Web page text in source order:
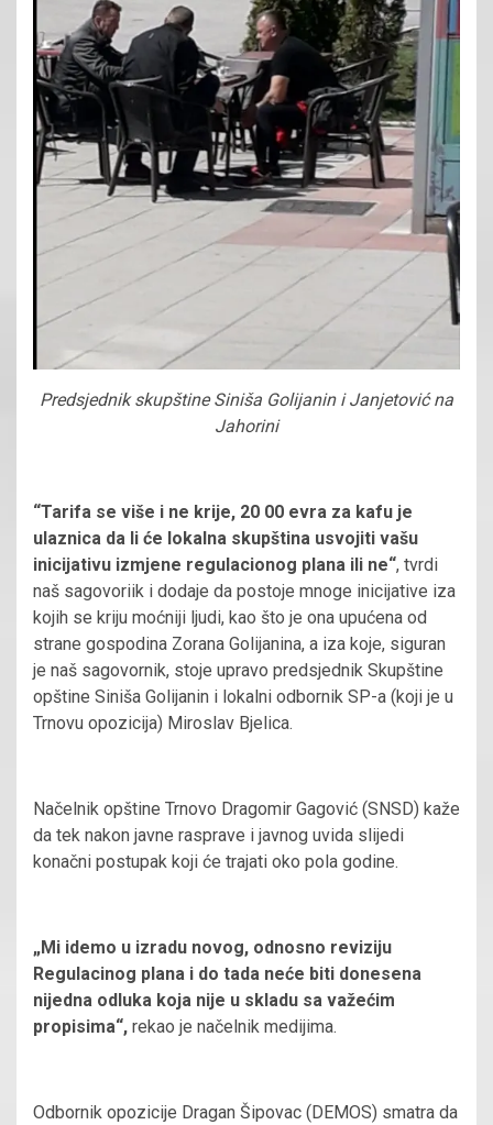
Predsjednik skupštine Siniša Golijanin i Janjetović na
Jahorini
“Tarifa se više i ne krije, 20 00 evra za kafu je
ulaznica da li će lokalna skupština usvojiti vašu
inicijativu izmjene regulacionog plana ili ne“, tvrdi
naš sagovoriik i dodaje da postoje mnoge inicijative iza
kojih se kriju moćniji ljudi, kao što je ona upućena od
strane gospodina Zorana Golijanina, a iza koje, siguran
je naš sagovornik, stoje upravo predsjednik Skupštine
opštine Siniša Golijanin i lokalni odbornik SP-a (koji je u
Trnovu opozicija) Miroslav Bjelica.
Načelnik opštine Trnovo Dragomir Gagović (SNSD) kaže
da tek nakon javne rasprave i javnog uvida slijedi
konačni postupak koji će trajati oko pola godine.
„Mi idemo u izradu novog, odnosno reviziju
Regulacinog plana i do tada neće biti donesena
nijedna odluka koja nije u skladu sa važećim
propisima“, rekao je načelnik medijima.
Odbornik opozicije Dragan Šipovac (DEMOS) smatra da